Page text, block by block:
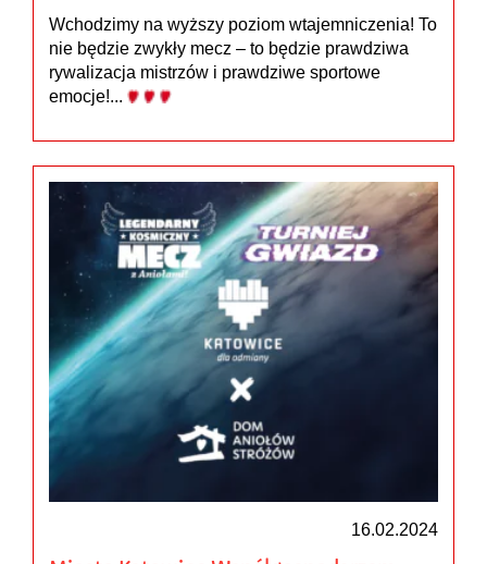
Wchodzimy na wyższy poziom wtajemniczenia! To
nie będzie zwykły mecz – to będzie prawdziwa
rywalizacja mistrzów i prawdziwe sportowe
emocje!...
16.02.2024